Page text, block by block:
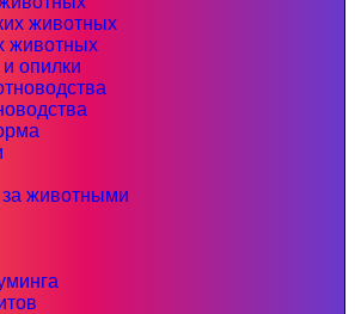
животных
животных
опилки
животными